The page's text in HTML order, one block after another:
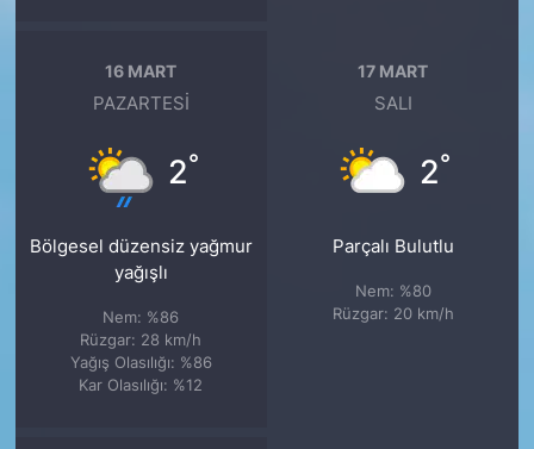
16 MART
PAZARTESI
2°
Bölgesel düzensiz yağmur
yağışlı
Nem: %86
Rüzgar: 28 km/h
Yağış Olasılığı: %86
Kar Olasılığı: %12
17 MART
SALI
2°
Parçalı Bulutlu
Nem: %80
Rüzgar: 20 km/h